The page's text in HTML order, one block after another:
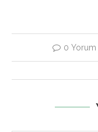
0 Yorum